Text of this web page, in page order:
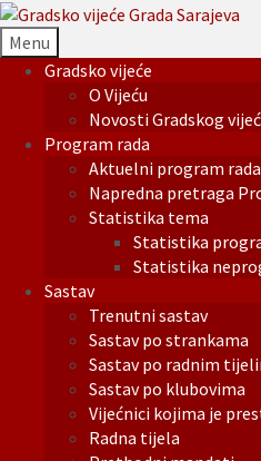
Menu
Gradsko vijeće
O Vijeću
Novosti Gradskog
Program rada
Aktuelni program rada
Napredna pretraga
Statistika tema
Statistika
Statistika
Sastav
Trenutni sastav
Sastav po strankama
Sastav po radnim
Sastav po klubovima
Vijećnici kojima je
Radna tijela